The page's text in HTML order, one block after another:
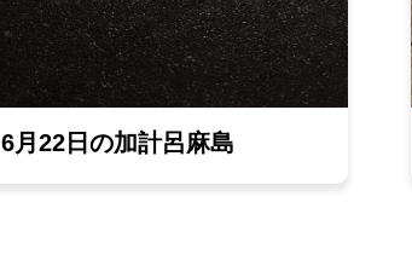
6月22日の加計呂麻島